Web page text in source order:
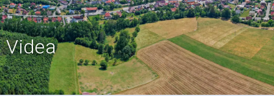
Videa